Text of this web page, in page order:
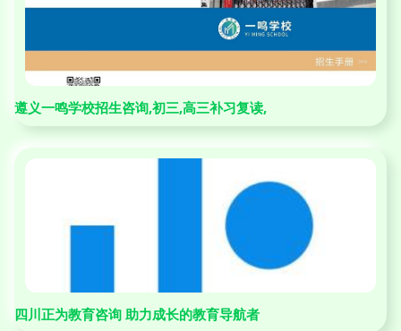
遵义一鸣学校招生咨询,初三,高三补习复读,
四川正为教育咨询 助力成长的教育导航者